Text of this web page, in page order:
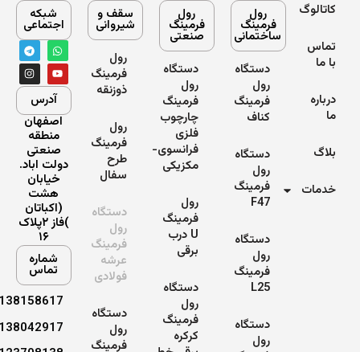
کاتالوگ
تماس
با ما
درباره
بلاگ
خدمات
رول
فرمینگ
ساختمانی
دستگاه
رول
فرمینگ
کناف
دستگاه
رول
فرمینگ
F47
دستگاه
رول
فرمینگ
L25
دستگاه
رول
رول
فرمینگ
صنعتی
دستگاه
رول
فرمینگ
چارچوب
فلزی
فرانسوی-
مکزیکی
رول
فرمینگ
U درب
برقی
دستگاه
رول
فرمینگ
کرکره
سقف و
شیروانی
رول
فرمینگ
ذوزنقه
رول
فرمینگ
طرح
سفال
دستگاه
رول
فرمینگ
عرشه
فولادی
دستگاه
رول
فرمینگ
شبکه
اجتماعی
W
s
a
p
p
T
g
r
a
m
u
b
e
I
a
g
r
a
m
آدرس
اصفهان
منطقه
صنعتی
دولت اباد.
خیابان
هشت
(اکباتان
)فاز ۲پلاک
شماره
تماس
09138158617
09138042917